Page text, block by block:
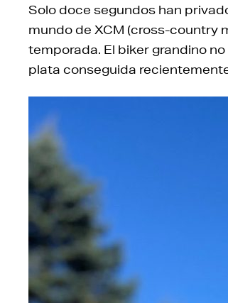
Solo doce segundos han
mundo de XCM (cross-country
temporada. El biker grandino
plata conseguida